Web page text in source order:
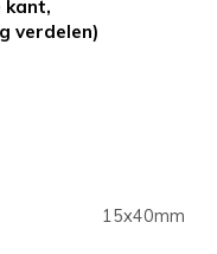
kant,
verdelen)
15x40mm